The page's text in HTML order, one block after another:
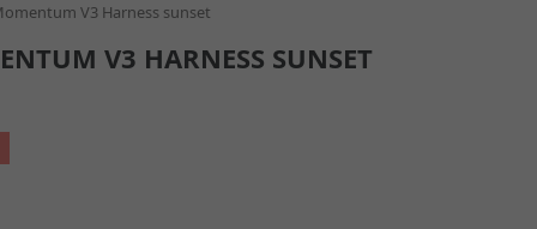
V3 Harness sunset
V3 HARNESS SUNSET